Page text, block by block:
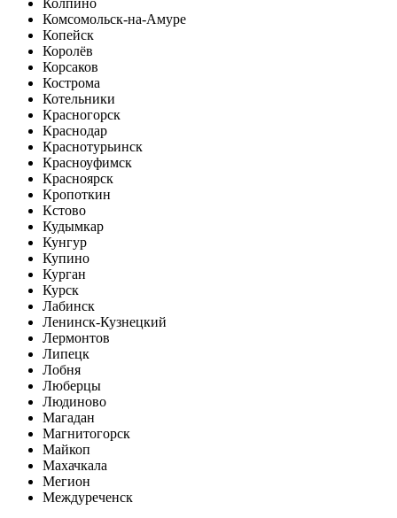
Комсомольск-на-Амуре
Копейск
Королёв
Корсаков
Кострома
Котельники
Красногорск
Краснодар
Краснотурьинск
Красноуфимск
Красноярск
Кропоткин
Кстово
Кудымкар
Кунгур
Купино
Курган
Курск
Лабинск
Ленинск-Кузнецкий
Лермонтов
Липецк
Лобня
Люберцы
Людиново
Магадан
Магнитогорск
Майкоп
Махачкала
Мегион
Междуреченск